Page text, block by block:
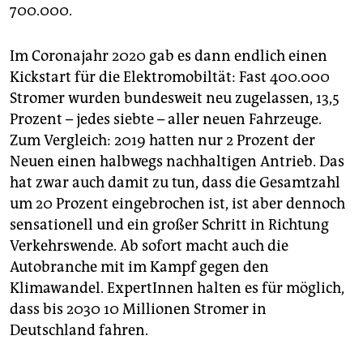
700.000.
Im Coronajahr 2020 gab es dann endlich einen
Kickstart für die Elektromobiltät: Fast 400.000
Stromer wurden bundesweit neu zugelassen, 13,5
Prozent – jedes siebte – aller neuen Fahrzeuge.
Zum Vergleich: 2019 hatten nur 2 Prozent der
Neuen einen halbwegs nachhaltigen Antrieb. Das
hat zwar auch damit zu tun, dass die Gesamtzahl
um 20 Prozent eingebrochen ist, ist aber dennoch
sensa­tionell und ein großer Schritt in Richtung
Verkehrswende. Ab sofort macht auch die
Autobranche mit im Kampf gegen den
Klimawandel. ExpertInnen halten es für möglich,
dass bis 2030 10 Millionen Stromer in
Deutschland fahren.